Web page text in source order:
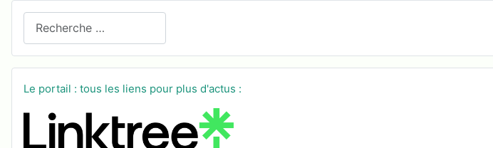
Le portail : tous les liens pour plus d'actus :